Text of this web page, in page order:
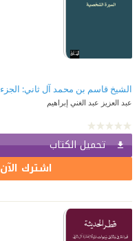
عبد العزيز عبد الغني إبراهيم
تحميل الكتاب
اشترك الآن